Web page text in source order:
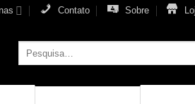
Contato Sobre